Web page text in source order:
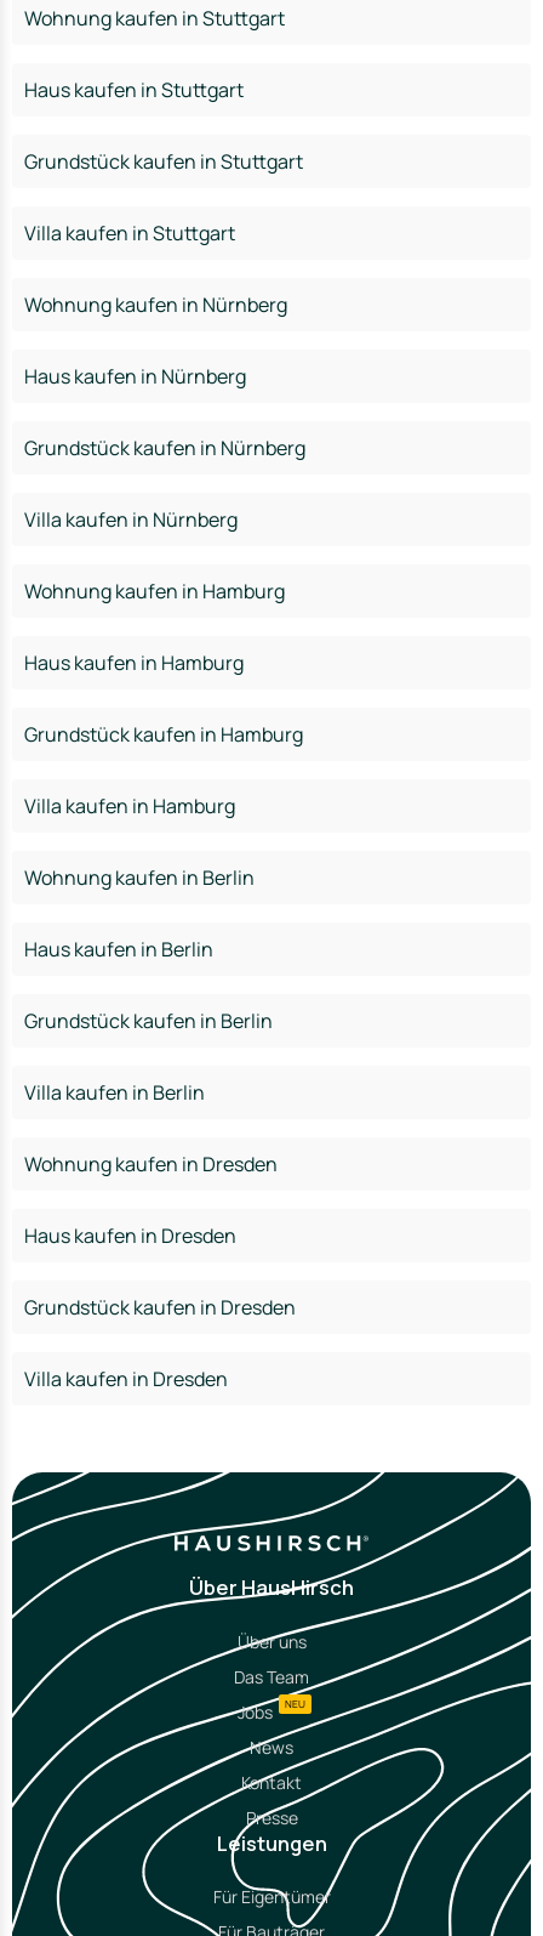
Wohnung kaufen in Stuttgart
Haus kaufen in Stuttgart
Grundstück kaufen in Stuttgart
Villa kaufen in Stuttgart
Wohnung kaufen in Nürnberg
Haus kaufen in Nürnberg
Grundstück kaufen in Nürnberg
Villa kaufen in Nürnberg
Wohnung kaufen in Hamburg
Haus kaufen in Hamburg
Grundstück kaufen in Hamburg
Villa kaufen in Hamburg
Wohnung kaufen in Berlin
Haus kaufen in Berlin
Grundstück kaufen in Berlin
Villa kaufen in Berlin
Wohnung kaufen in Dresden
Haus kaufen in Dresden
Grundstück kaufen in Dresden
Villa kaufen in Dresden
Über HausHirsch
Über uns
Das Team
Jobs
NEU
News
Kontakt
Presse
Leistungen
Für Eigentümer